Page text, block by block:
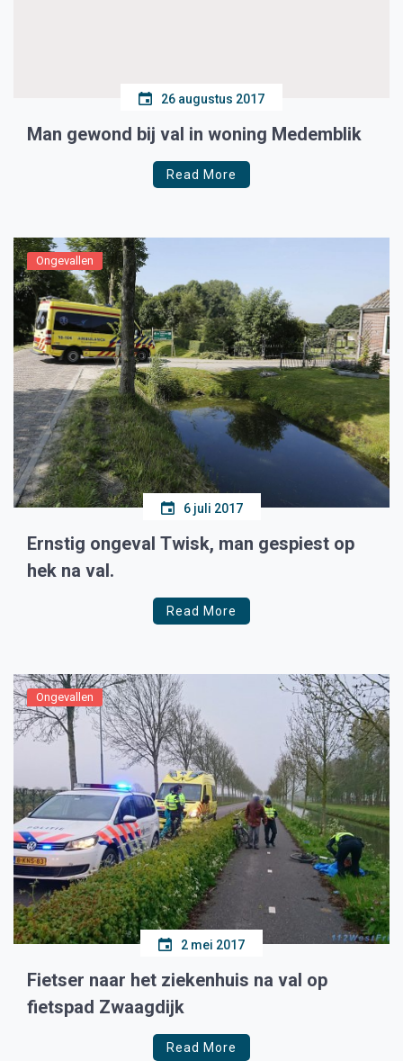
26 augustus 2017
Man gewond bij val in woning Medemblik
Read More
Ongevallen
6 juli 2017
Ernstig ongeval Twisk, man gespiest op
hek na val.
Read More
Ongevallen
2 mei 2017
Fietser naar het ziekenhuis na val op
fietspad Zwaagdijk
Read More